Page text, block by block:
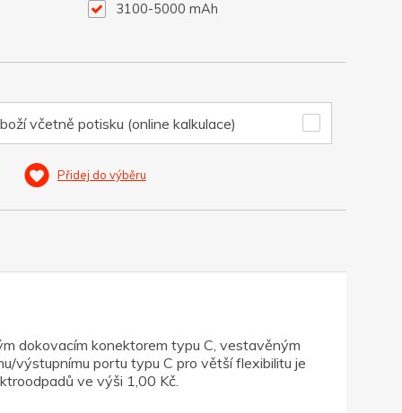
3100-5000 mAh
včetně potisku (online kalkulace)
Přidej do výběru
dokovacím konektorem typu C, vestavěným
výstupnímu portu typu C pro větší flexibilitu je
ve výši 1,00 Kč.